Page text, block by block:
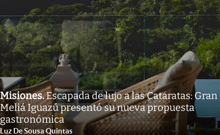
Misiones.Escapada de lujo a las Cataratas: Gran
Meliá Iguazú presentó su nueva propuesta
gastronómica
Luz De Sousa Quintas